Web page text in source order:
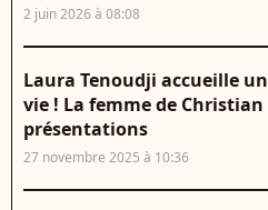
2 juin 2026 à 08:08
Laura Tenoudji accueille
vie ! La femme de
présentations
27 novembre 2025 à 10:36